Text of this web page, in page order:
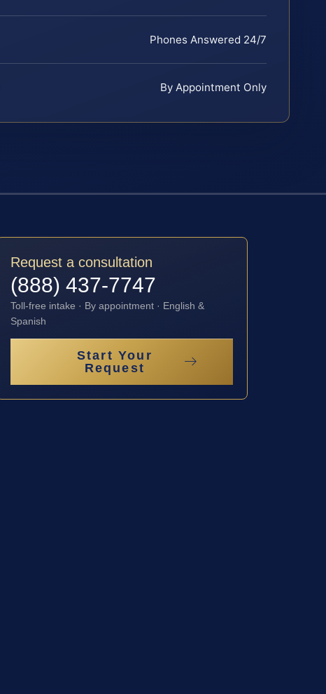
Phones Answered 24/7
By Appointment Only
Request a consultation
(888) 437-7747
Toll-free intake · By appointment · English &
Spanish
Start Your
Request